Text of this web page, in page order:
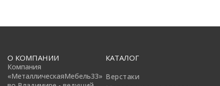
О КОМПАНИИ
Компания
«МеталлическаяМебель33»
КАТАЛОГ
Верстаки